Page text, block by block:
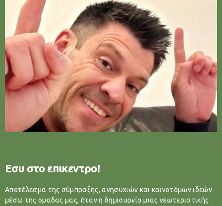
Εσυ στο επικεντρο!
Αποτέλεσμα της σύμπραξης, ανησυχιών και καινοτόμων ιδεών
μέσω της ομαδας μας, ήταν η δημιουργία μιας νεωτεριστικής